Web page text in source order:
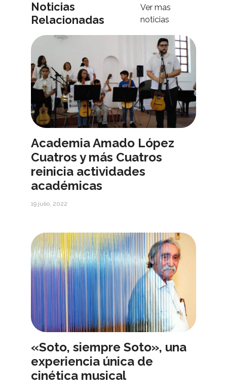
Noticias
Relacionadas
Ver mas
noticias
Academia Amado López
Cuatros y más Cuatros
reinicia actividades
académicas
19 julio, 2022
«Soto, siempre Soto», una
experiencia única de
cinética musical